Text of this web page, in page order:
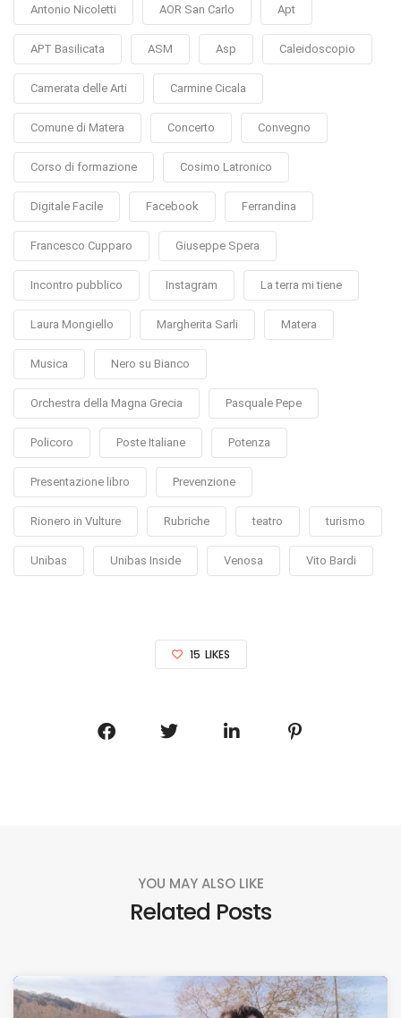
Antonio Nicoletti AOR San Carlo Apt
APT Basilicata ASM Asp Caleidoscopio
Camerata delle Arti Carmine Cicala
Comune di Matera Concerto Convegno
Corso di formazione Cosimo Latronico
Digitale Facile Facebook Ferrandina
Francesco Cupparo Giuseppe Spera
Incontro pubblico Instagram La terra mi tiene
Laura Mongiello Margherita Sarli Matera
Musica Nero su Bianco
Orchestra della Magna Grecia Pasquale Pepe
Policoro Poste Italiane Potenza
Presentazione libro Prevenzione
Rionero in Vulture Rubriche teatro turismo
Unibas Unibas Inside Venosa Vito Bardi
15 LIKES
YOU MAY ALSO LIKE
Related Posts